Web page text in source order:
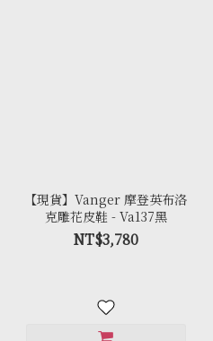
【現貨】Vanger 摩登英布洛
克雕花皮鞋 - Va137黑
NT$3,780